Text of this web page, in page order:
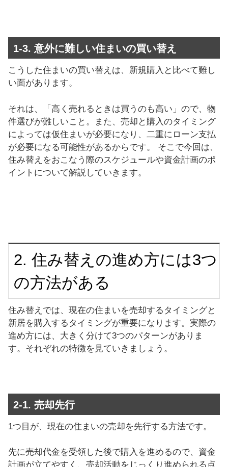
1-3. 意外に難しい住まいの買い替え
こうした住まいの買い替えは、新規購入と比べて難し
い面があります。
それは、「高く売れるときは買うのも高い」ので、物
件選びが難しいこと。また、売却と購入のタイミング
によっては仮住まいが必要になり、二重にローン支払
が必要になる可能性があるからです。 そこで今回は、
住み替えをおこなう際のスケジュールや資金計画のポ
イントについて解説していきます。
2. 住み替えの進め方には3つ
の方法がある
住み替えでは、現在の住まいを売却するタイミングと
新居を購入するタイミングが重要になります。実際の
進め方には、大きく分けて3つのパターンがありま
す。それぞれの特徴を見ていきましょう。
2-1. 売却先行
1つ目が、現在の住まいの売却を先行する方法です。
先に売却代金を受領した後で購入を進めるので、資金
計画が立てやすく、売却活動をじっくり進められる点